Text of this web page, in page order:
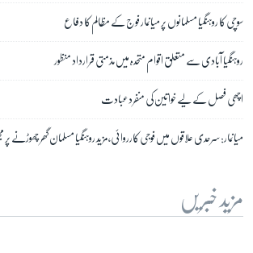
سوچی کا روہنگیا مسلمانوں پر میانمار فوج کے مظالم کا دفاع
روہنگیا آبادی سے متعلق اقوام متحدہ میں مذمتی قرارداد منظور
اچھی فصل کے لیے خواتین کی منفرد عبادت
میانمار: سرحدی علاقوں میں فوجی کارروائی، مزید روہنگیا مسلمان گھر چھوڑنے پر
مزید خبریں